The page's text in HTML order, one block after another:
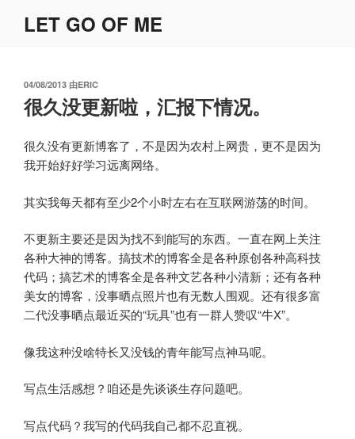
LET GO OF ME
发
布
于
04/08/2013 由ERIC
很久没更新啦，汇报下情况。
很久没有更新博客了，不是因为农村上网贵，更不是因为
我开始好好学习远离网络。
其实我每天都有至少2个小时左右在互联网游荡的时间。
不更新主要还是因为找不到能写的东西。一直在网上关注
各种大神的博客。搞技术的博客全是各种原创各种高科技
代码；搞艺术的博客全是各种文艺各种小清新；还有各种
美女的博客，没事晒点照片也有无数人围观。还有很多富
二代没事晒点最近买的“玩具”也有一群人赞叹“牛X”。
像我这种没啥特长又没钱的青年能写点神马呢。
写点生活感想？咱还是先谈谈生存问题吧。
写点代码？我写的代码我自己都不忍直视。